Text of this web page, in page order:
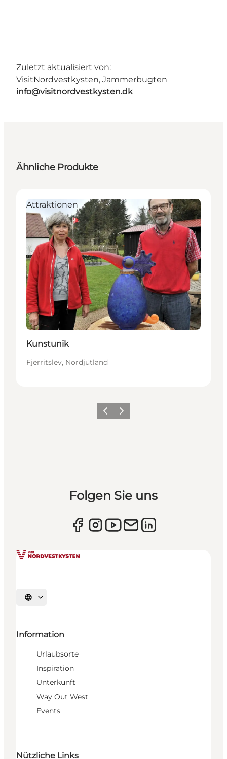
Zuletzt aktualisiert von:
VisitNordvestkysten, Jammerbugten
info@visitnordvestkysten.dk
Ähnliche Produkte
Attraktionen
Kunstunik
Fjerritslev, Nordjütland
ZurückWeiter
Folgen Sie uns
Sprache auswählen
Information
Urlaubsorte
Inspiration
Unterkunft
Way Out West
Events
Nützliche Links